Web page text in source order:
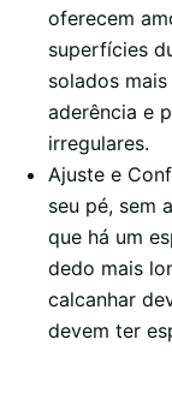
oferecem
superfícies
solados
aderência e
irregulares.
Ajuste e
seu pé, sem
que há um
dedo mais
calcanhar
devem ter